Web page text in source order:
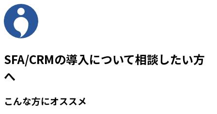
SFA/CRMの導入について相談したい方
へ
こんな方にオススメ